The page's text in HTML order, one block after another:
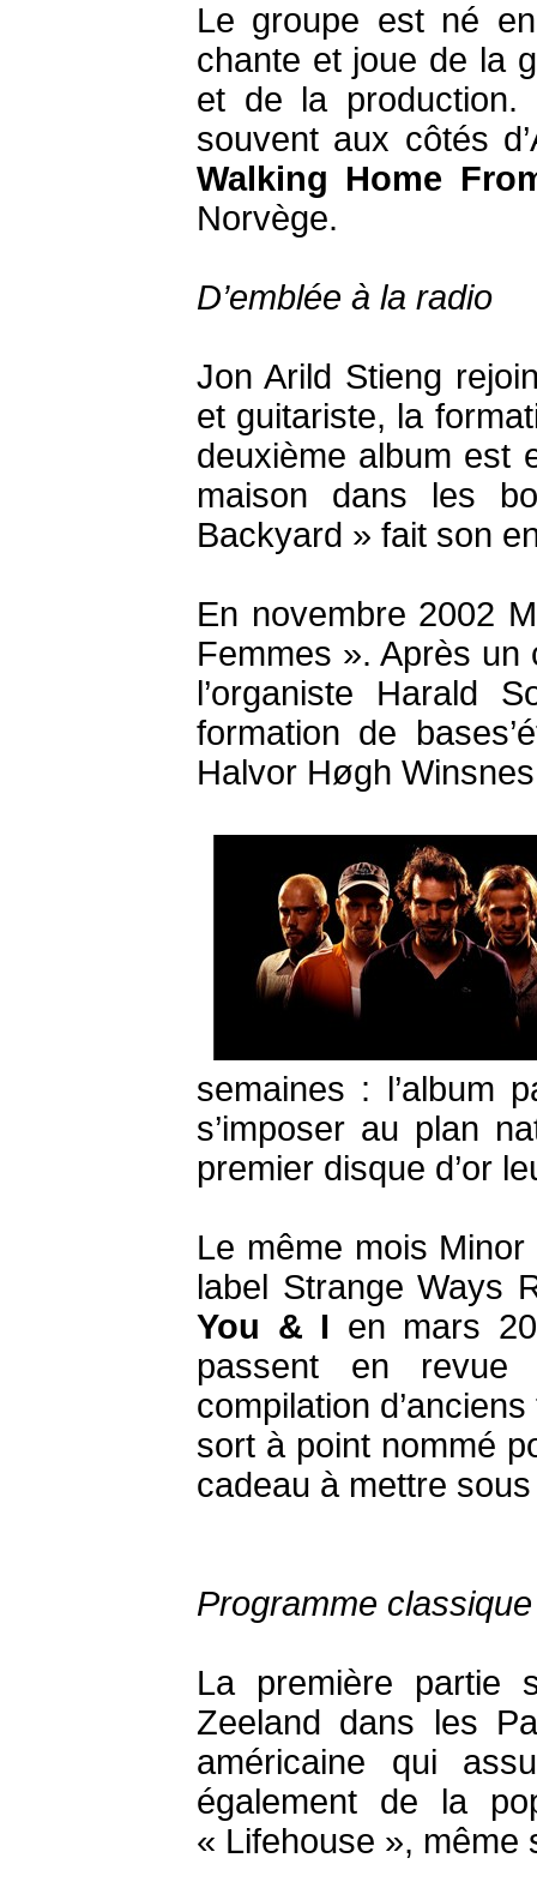
Le groupe est né
chante et joue de la
et de la
souvent aux côtés
Walking Home
Norvège.
D’emblée à la radio
Jon Arild Stieng
et guitariste, la
deuxième album est
maison dans les
Backyard » fait son
En novembre 2002
Femmes ». Après
l’organiste Harald
formation de
Halvor Høgh
semaines : l’album
s’imposer au plan
premier disque d’or
Le même mois
label Strange Ways
You & I en mars
passent en revue
compilation
sort à point nommé
cadeau à mettre
Programme
La première partie
Zeeland dans les
américaine qui
également de la
« Lifehouse », même